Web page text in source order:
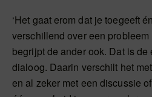
‘Het gaat erom dat je toegeeft
verschillend over een
begrijpt de ander ook. Dat is de
dialoog. Daarin verschilt het
en al zeker met een discussie